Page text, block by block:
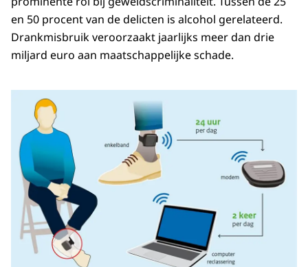
en 50 procent van de delicten is alcohol gerelateerd.
Drankmisbruik veroorzaakt jaarlijks meer dan drie
miljard euro aan maatschappelijke schade.